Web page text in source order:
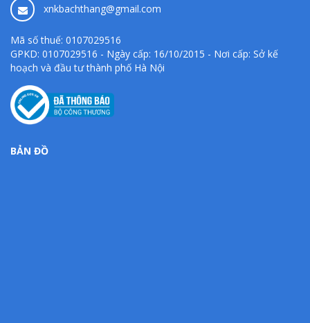
xnkbachthang@gmail.com
Mã số thuế: 0107029516
GPKD: 0107029516 - Ngày cấp: 16/10/2015 - Nơi cấp: Sở kế
hoạch và đầu tư thành phố Hà Nội
BẢN ĐỒ